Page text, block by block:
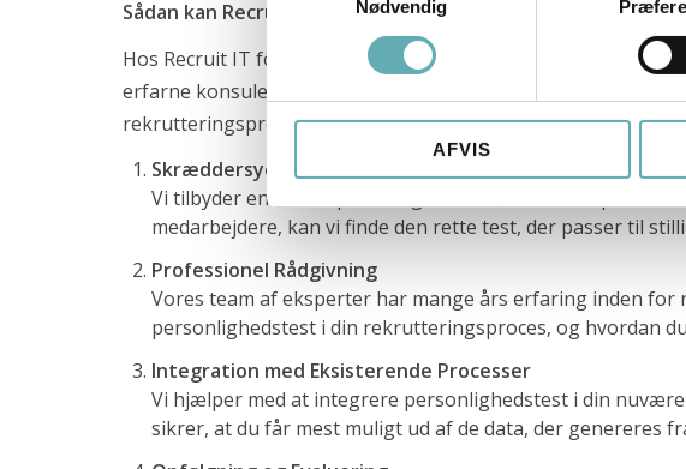
Nødvendig
AFVIS
Sådan kan Recruit IT hjælpe med personlighedstest i
Hos Recruit IT forstår vi, at hver virksomhed er unik. Derfor
erfarne konsulenter arbejder tæt sammen med din
rekrutteringsproces.
Skræddersyede Tests
Vi tilbyder en række personlighedstest, der kan tilpasses
medarbejdere, kan vi finde den rette test, der passer til
Professionel Rådgivning
Vores team af eksperter har mange års erfaring inden
personlighedstest i din rekrutteringsproces, og hvordan
Integration med Eksisterende Processer
Vi hjælper med at integrere personlighedstest i din
sikrer, at du får mest muligt ud af de data, der genereres
1610 København K
8200 Aarhus N
+45 71 99 02 10
P. O. Pedersens Vej 2
8200 Aarhus N
Dalumvej 75
5250 Odense SV
Gammel Kongevej 35
1610 København K